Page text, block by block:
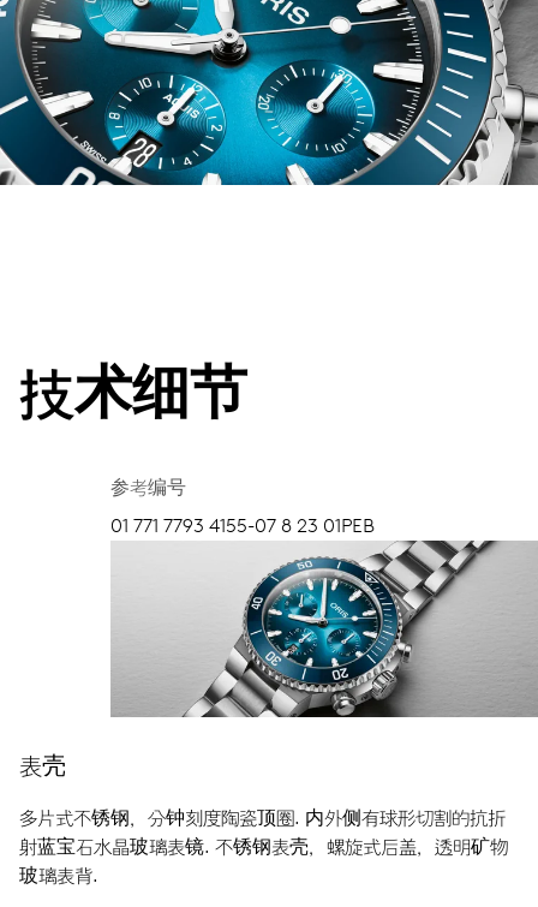
技术细节
参考编号
01 771 7793 4155-07 8 23 01PEB
表壳
多片式不锈钢，分钟刻度陶瓷顶圈. 内外侧有球形切割的抗折
射蓝宝石水晶玻璃表镜. 不锈钢表壳，螺旋式后盖，透明矿物
玻璃表背.